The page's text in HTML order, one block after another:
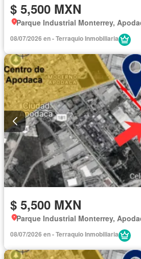
$ 5,500 MXN
Parque Industrial Monterrey,
08/07/2026 en - Terraquio Inmobiliaria
$ 5,500 MXN
Parque Industrial Monterrey,
08/07/2026 en - Terraquio Inmobiliaria